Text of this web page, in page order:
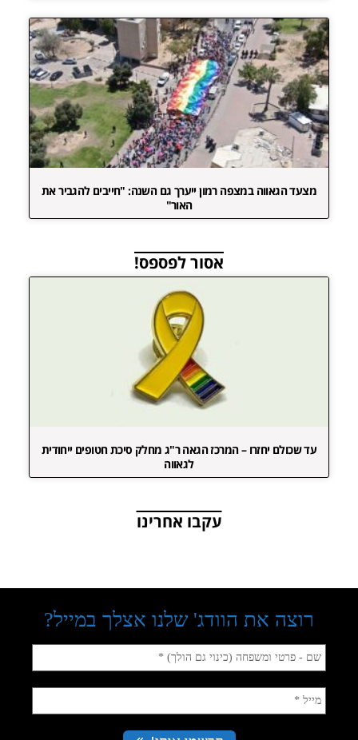
מצעד הגאווה במצפה רמון ייערך גם השנה: "חייבים להגביר את
האור"
אסור לפספס!
עד שכולם יחזרו – המרכז הגאה ר"ג מחלק סיכת חטופים ייחודית
לגאווה
עקבו אחרינו